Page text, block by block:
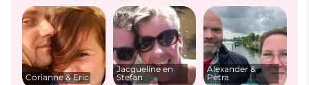
Corianne & Eric
Jacqueline en
Stefan
Alexander &
Petra